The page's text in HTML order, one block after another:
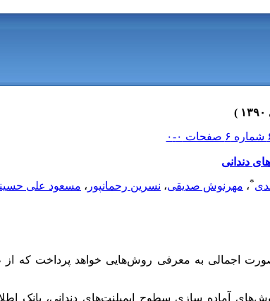
دندانی
*، مهرنوش صدیقی، نسرین رحمانپور ، مسعود علی
صورت اجمالی به معرفی روش‌هایی خواهد پرداخت که